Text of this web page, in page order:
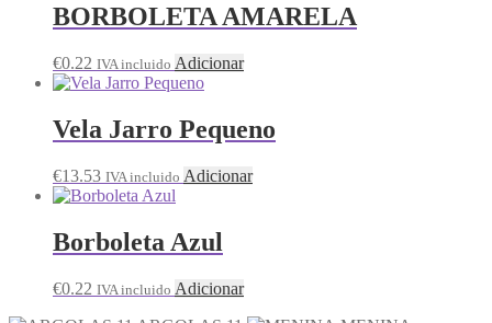
BORBOLETA AMARELA
€0.22 IVA incluido Adicionar
Vela Jarro Pequeno
€13.53 IVA incluido Adicionar
Borboleta Azul
€0.22 IVA incluido Adicionar